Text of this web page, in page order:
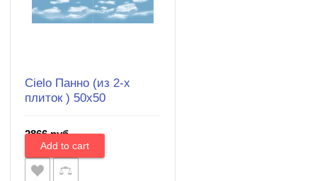
Cielo Панно (из 2-х
плиток ) 50х50
2866 руб.